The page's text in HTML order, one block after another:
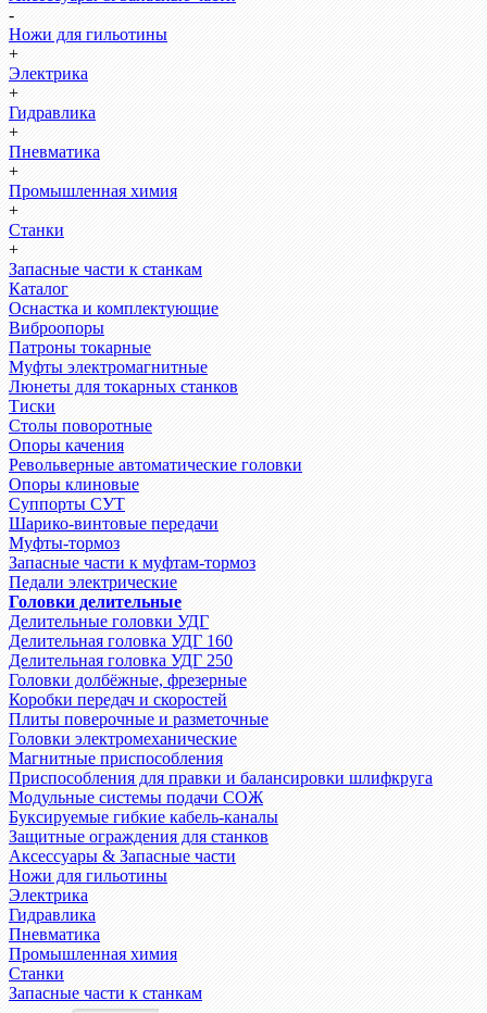
-
Ножи для гильотины
+
Электрика
+
Гидравлика
+
Пневматика
+
Промышленная химия
+
Станки
+
Запасные части к станкам
Каталог
Оснастка и комплектующие
Виброопоры
Патроны токарные
Муфты электромагнитные
Люнеты для токарных станков
Тиски
Столы поворотные
Опоры качения
Револьверные автоматические головки
Опоры клиновые
Суппорты СУТ
Шарико-винтовые передачи
Муфты-тормоз
Запасные части к муфтам-тормоз
Педали электрические
Головки делительные
Делительные головки УДГ
Делительная головка УДГ 160
Делительная головка УДГ 250
Головки долбёжные, фрезерные
Коробки передач и скоростей
Плиты поверочные и разметочные
Головки электромеханические
Магнитные приспособления
Приспособления для правки и балансировки шлифкруга
Модульные системы подачи СОЖ
Буксируемые гибкие кабель-каналы
Защитные ограждения для станков
Аксессуары & Запасные части
Ножи для гильотины
Электрика
Гидравлика
Пневматика
Промышленная химия
Станки
Запасные части к станкам